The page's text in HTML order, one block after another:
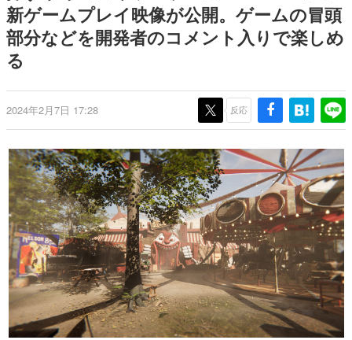
この物語を解いてはいけない。『赫本』は、〈試験問題〉
の形をした短編ホラー小説集です。
ゲーム世代の作家たち
ゲームに多大な影響を受けた作家さんに取材し、ゲームが
画です。
日本モバイルゲーム産業史
日本のモバイルゲーム史における主要なトピック・タイト
ルを網羅するほか、開発者へのインタビューや識者による
解説を掲載。約20年の歴史が一望できる決定版！
若ゲのいたり〜ゲームクリエイターの青春〜
『うつヌケ』『ペンと箸』等で知られるマンガ家・田中圭
一先生によるゲーム業界レポートマンガです。
なんでゲームは面白い？
ゲーム開発者・hamatsu氏がゲームの魅力を画面や操作の
具体的な形から解き明かしていく、硬派で骨太な評論連載
新ゲームプレイ映像が公開。ゲームの冒頭
部分などを開発者のコメント入りで楽しめ
る
2024年2月7日 17:28 反応